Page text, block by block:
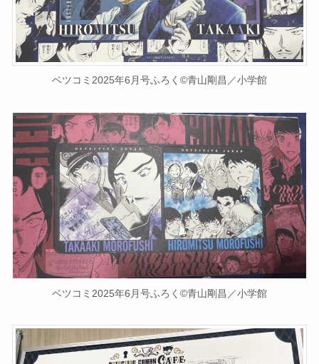
ベツコミ2025年6月号ふろく©青山剛昌／小学館
ベツコミ2025年6月号ふろく©青山剛昌／小学館